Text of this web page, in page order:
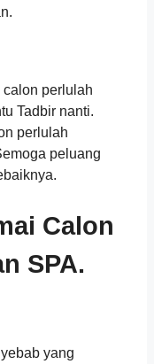
perlulah
Tadbir nanti.
perlulah
peluang
Calon
SPA.
yang